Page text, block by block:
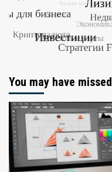
You may have missed